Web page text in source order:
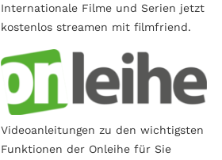
Internationale Filme und Serien jetzt
kostenlos streamen mit filmfriend.
Videoanleitungen zu den wichtigsten
Funktionen der Onleihe für Sie